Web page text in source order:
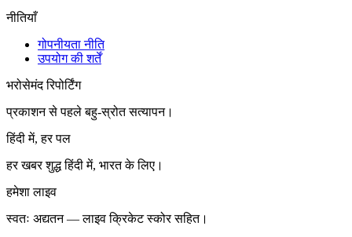
नीतियाँ
गोपनीयता नीति
उपयोग की शर्तें
भरोसेमंद रिपोर्टिंग
प्रकाशन से पहले बहु-स्रोत सत्यापन।
हिंदी में, हर पल
हर खबर शुद्ध हिंदी में, भारत के लिए।
हमेशा लाइव
स्वतः अद्यतन — लाइव क्रिकेट स्कोर सहित।